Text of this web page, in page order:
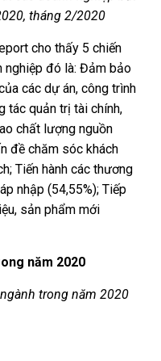
tháng 2/2020
cho thấy 5 chiến
nghiệp đó là: Đảm bảo
các dự án, công trình
tác quản trị tài chính,
chất lượng nguồn
đề chăm sóc khách
Tiến hành các thương
nhập (54,55%); Tiếp
sản phẩm mới
năm 2020
trong năm 2020